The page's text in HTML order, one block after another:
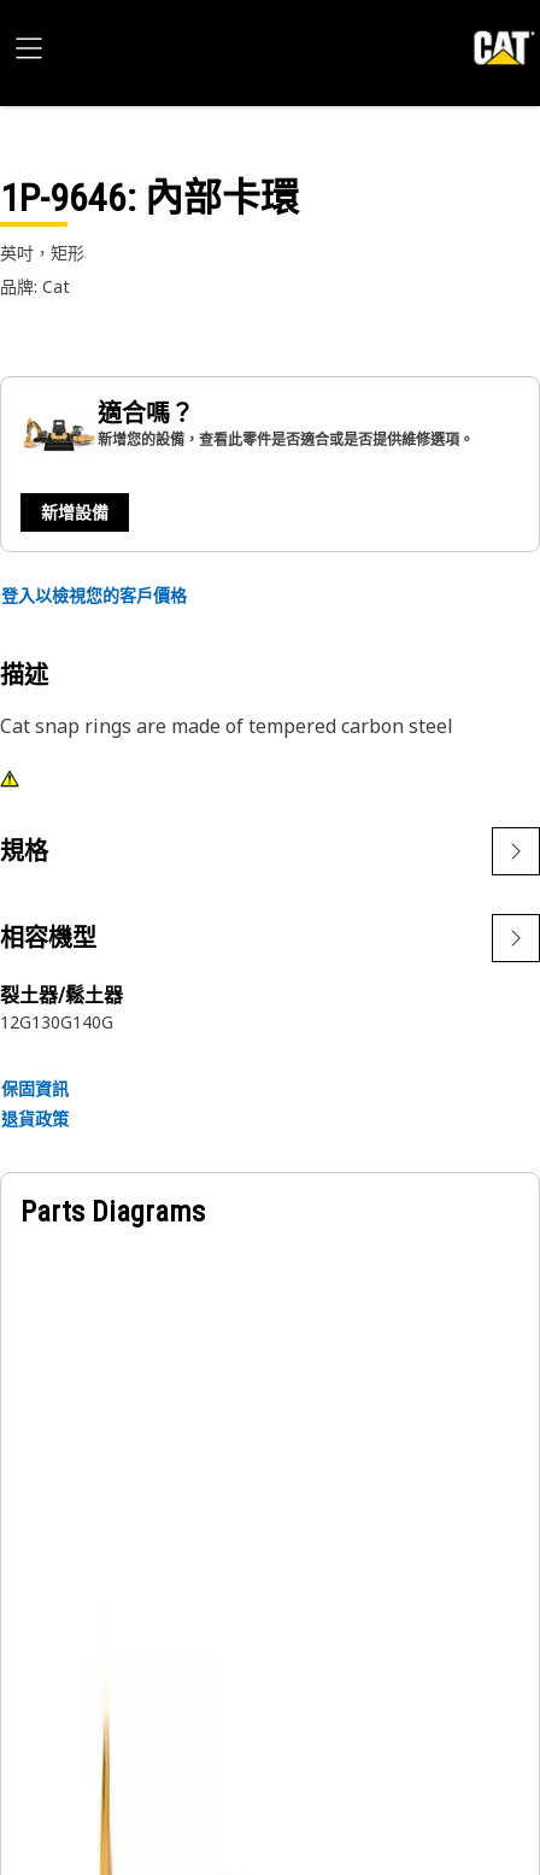
1P-9646: 內部卡環
英吋，矩形
品牌: Cat
適合嗎？
新增您的設備，查看此零件是否適合或是否提供維修選項。
新增設備
登入以檢視您的客戶價格
描述
Cat snap rings are made of tempered carbon steel
規格
相容機型
裂土器/鬆土器
12G130G140G
保固資訊
退貨政策
Parts Diagrams